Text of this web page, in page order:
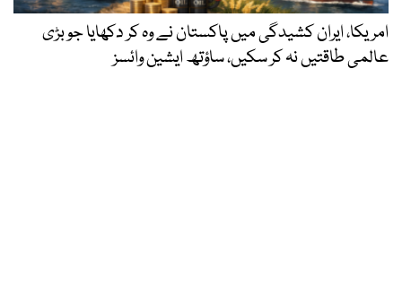
امریکا، ایران کشیدگی میں پاکستان نے وہ کر دکھایا جو بڑی
عالمی طاقتیں نہ کر سکیں، ساؤتھ ایشین وائسز